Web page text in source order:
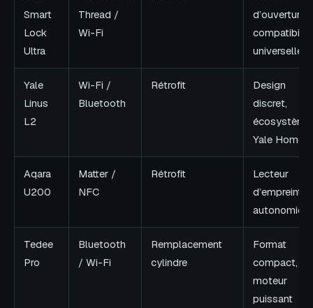
Smart
Lock
Ultra
Thread /
Wi-Fi
d’ouverture,
compatibilité
universelle
Yale
Linus
L2
Wi-Fi /
Bluetooth
Rétrofit
Design
discret,
écosystème
Yale Home
Aqara
U200
Matter /
NFC
Rétrofit
Lecteur
autonomie
Tedee
Pro
Bluetooth
/ Wi-Fi
Remplacement
cylindre
Format
compact,
moteur
puissant